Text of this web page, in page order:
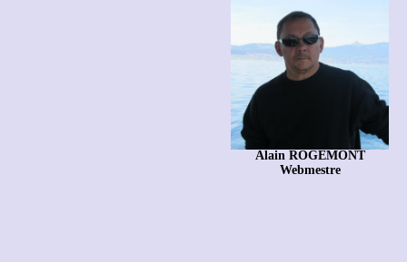
Alain ROGEMONT
Webmestre